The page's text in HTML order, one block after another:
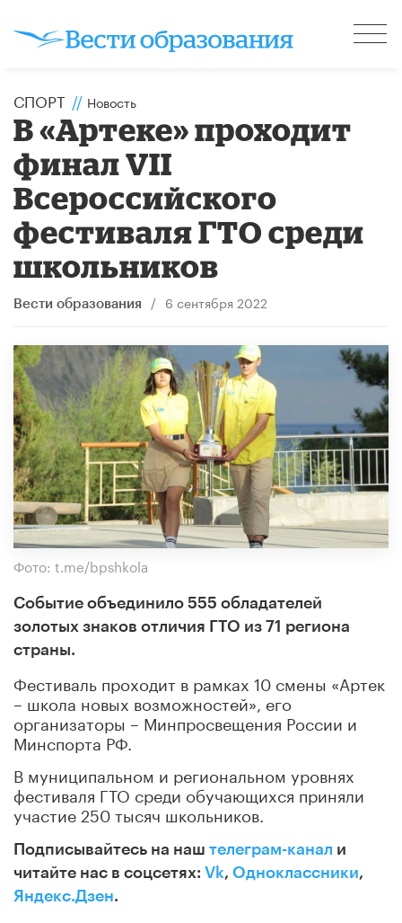
СПОРТ // Новость
В «Артеке» проходит
финал VII
Всероссийского
фестиваля ГТО среди
школьников
Вести образования / 6 сентября 2022
Фото: t.me/bpshkola
Событие объединило 555 обладателей
золотых знаков отличия ГТО из 71 региона
страны.
Фестиваль проходит в рамках 10 смены «Артек
– школа новых возможностей», его
организаторы – Минпросвещения России и
Минспорта РФ.
В муниципальном и региональном уровнях
фестиваля ГТО среди обучающихся приняли
участие 250 тысяч школьников.
Подписывайтесь на наш телеграм-канал и
читайте нас в соцсетях: Vk, Одноклассники,
Яндекс.Дзен.